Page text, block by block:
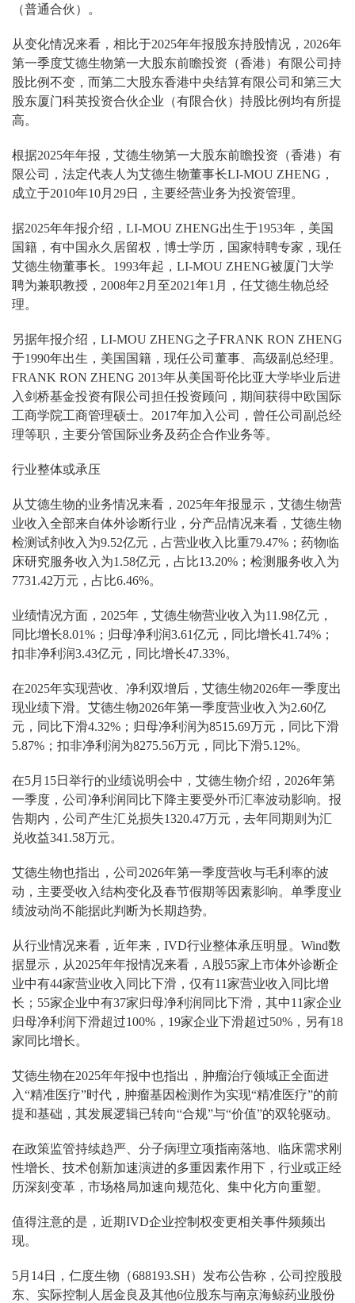
（普通合伙）。
从变化情况来看，相比于2025年年报股东持股情况，2026年
第一季度艾德生物第一大股东前瞻投资（香港）有限公司持
股比例不变，而第二大股东香港中央结算有限公司和第三大
股东厦门科英投资合伙企业（有限合伙）持股比例均有所提
高。
根据2025年年报，艾德生物第一大股东前瞻投资（香港）有
限公司，法定代表人为艾德生物董事长LI-MOU ZHENG，
成立于2010年10月29日，主要经营业务为投资管理。
据2025年年报介绍，LI-MOU ZHENG出生于1953年，美国
国籍，有中国永久居留权，博士学历，国家特聘专家，现任
艾德生物董事长。1993年起，LI-MOU ZHENG被厦门大学
聘为兼职教授，2008年2月至2021年1月，任艾德生物总经
理。
另据年报介绍，LI-MOU ZHENG之子FRANK RON ZHENG
于1990年出生，美国国籍，现任公司董事、高级副总经理。
FRANK RON ZHENG 2013年从美国哥伦比亚大学毕业后进
入剑桥基金投资有限公司担任投资顾问，期间获得中欧国际
工商学院工商管理硕士。2017年加入公司，曾任公司副总经
理等职，主要分管国际业务及药企合作业务等。
行业整体或承压
从艾德生物的业务情况来看，2025年年报显示，艾德生物营
业收入全部来自体外诊断行业，分产品情况来看，艾德生物
检测试剂收入为9.52亿元，占营业收入比重79.47%；药物临
床研究服务收入为1.58亿元，占比13.20%；检测服务收入为
7731.42万元，占比6.46%。
业绩情况方面，2025年，艾德生物营业收入为11.98亿元，
同比增长8.01%；归母净利润3.61亿元，同比增长41.74%；
扣非净利润3.43亿元，同比增长47.33%。
在2025年实现营收、净利双增后，艾德生物2026年一季度出
现业绩下滑。艾德生物2026年第一季度营业收入为2.60亿
元，同比下滑4.32%；归母净利润为8515.69万元，同比下滑
5.87%；扣非净利润为8275.56万元，同比下滑5.12%。
在5月15日举行的业绩说明会中，艾德生物介绍，2026年第
一季度，公司净利润同比下降主要受外币汇率波动影响。报
告期内，公司产生汇兑损失1320.47万元，去年同期则为汇
兑收益341.58万元。
艾德生物也指出，公司2026年第一季度营收与毛利率的波
动，主要受收入结构变化及春节假期等因素影响。单季度业
绩波动尚不能据此判断为长期趋势。
从行业情况来看，近年来，IVD行业整体承压明显。Wind数
据显示，从2025年年报情况来看，A股55家上市体外诊断企
业中有44家营业收入同比下滑，仅有11家营业收入同比增
长；55家企业中有37家归母净利润同比下滑，其中11家企业
归母净利润下滑超过100%，19家企业下滑超过50%，另有18
家同比增长。
艾德生物在2025年年报中也指出，肿瘤治疗领域正全面进
入“精准医疗”时代，肿瘤基因检测作为实现“精准医疗”的前
提和基础，其发展逻辑已转向“合规”与“价值”的双轮驱动。
在政策监管持续趋严、分子病理立项指南落地、临床需求刚
性增长、技术创新加速演进的多重因素作用下，行业或正经
历深刻变革，市场格局加速向规范化、集中化方向重塑。
值得注意的是，近期IVD企业控制权变更相关事件频频出
现。
5月14日，仁度生物（688193.SH）发布公告称，公司控股股
东、实际控制人居金良及其他6位股东与南京海鲸药业股份